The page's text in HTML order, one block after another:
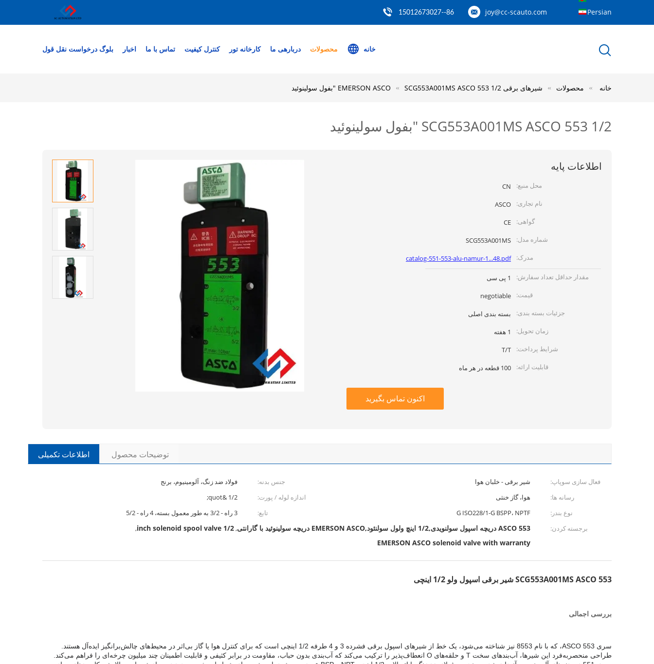
joy@cc-scauto.com
86--15012673027 Persian
خانه محصولات دربارهی ما کارخانه تور کنترل کیفیت تماس با ما اخبار بلوگ درخواست نقل قول
خانه محصولات شیرهای برقی EMERSON ASCO SCG553A001MS ASCO 553 1/2 "بفول سولینوئید
SCG553A001MS ASCO 553 1/2 "بفول سولینوئید
اطلاعات پایه
محل منبع:
CN
نام تجاری:
ASCO
گواهی:
CE
شماره مدل:
SCG553A001MS
مدرک:
catalog-551-553-alu-namur-1...48.pdf
مقدار حداقل تعداد سفارش:
1 پی سی
قیمت:
negotiable
جزئیات بسته بندی:
بسته بندی اصلی
زمان تحویل:
1 هفته
شرایط پرداخت:
T/T
قابلیت ارائه:
100 قطعه در هر ماه
اکنون تماس بگیرید
اطلاعات تکمیلی توضیحات محصول
فعال سازی سوپاپ: شیر برقی - خلبان هوا جنس بدنه:
فولاد ضد زنگ، آلومینیوم، برنج
رسانه ها:
هوا، گاز خنثی اندازه لوله / پورت:
1/2 &quot;
نوع بندر:
G ISO228/1-G BSPP، NPTF تابع:
3 راه - 3/2 به طور معمول بسته، 4 راه - 5/2
برجسته کردن:
ASCO 553 دریچه اسپول سولنویدی,1/2 اینچ ولول سولنئود,EMERSON ASCO دریچه سولینوئید با گارانتی ,
1/2 inch solenoid spool valve
,
EMERSON ASCO solenoid valve with warranty
SCG553A001MS ASCO 553 شیر برقی اسپول ولو 1/2 اینچی
بررسی اجمالی
سری 553 ASCO، که با نام 8553 نیز شناخته می‌شود، یک خط از شیرهای اسپول برقی فشرده 3 و 4 طرفه 1/2 اینچی است که برای کنترل هوا یا گاز بی‌اثر در محیط‌های چالش‌برانگیز ایده‌آل هستند.
طراحی منحصربه‌فرد این شیرها، آب‌بندهای سخت T و حلقه‌های O انعطاف‌پذیر را ترکیب می‌کند که آب‌بندی بدون حباب، مقاومت در برابر کثیفی و قابلیت اطمینان چند میلیون چرخه‌ای را فراهم می‌کند.